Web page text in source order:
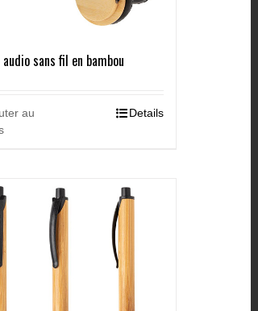
audio sans fil en bambou
au
Details